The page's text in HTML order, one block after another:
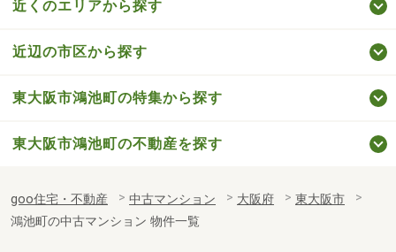
近くのエリアから探す
近辺の市区から探す
東大阪市鴻池町の特集から探す
東大阪市鴻池町の不動産を探す
goo住宅・不動産 中古マンション 大阪府
東大阪市
鴻池町の中古マンション 物件一覧